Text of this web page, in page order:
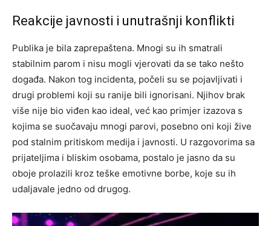
Reakcije javnosti i unutrašnji konflikti
Publika je bila zaprepaštena. Mnogi su ih smatrali
stabilnim parom i nisu mogli vjerovati da se tako nešto
događa. Nakon tog incidenta, počeli su se pojavljivati i
drugi problemi koji su ranije bili ignorisani. Njihov brak
više nije bio viđen kao ideal, već kao primjer izazova s
kojima se suočavaju mnogi parovi, posebno oni koji žive
pod stalnim pritiskom medija i javnosti. U razgovorima sa
prijateljima i bliskim osobama, postalo je jasno da su
oboje prolazili kroz teške emotivne borbe, koje su ih
udaljavale jedno od drugog.